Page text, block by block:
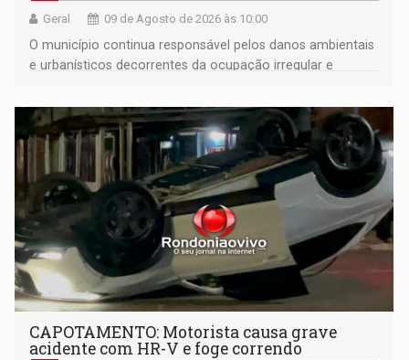
Geral 09 de Agosto de 2026 às 10:00
O município continua responsável pelos danos ambientais
e urbanísticos decorrentes da ocupação irregular e
CAPOTAMENTO: Motorista causa grave
acidente com HR-V e foge correndo